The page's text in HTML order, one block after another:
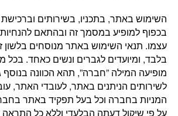
השימוש באתר, בתכניו, בשירותים
בכפוף למופיע במסמך זה ובהתאם
עצמו. תנאי השימוש באתר מנוסחים בלשון
בלבד, ומיועדים לגברים ונשים כאחד. בכל
מופיעה המילה ”חברה”, תהא הכוונה
לשירותים הניתנים באתר, לעובדי האתר,
המניות בחברה וכל בעל תפקיד באתר
על פי שיקול דעתה הבלעדי וללא כל